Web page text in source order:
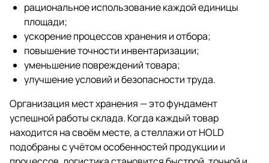
рациональное использование каждой единицы
площади;
ускорение процессов хранения и отбора;
повышение точности инвентаризации;
уменьшение повреждений товара;
улучшение условий и безопасности труда.
Организация мест хранения — это фундамент
успешной работы склада. Когда каждый товар
находится на своём месте, а стеллажи от HOLD
подобраны с учётом особенностей продукции и